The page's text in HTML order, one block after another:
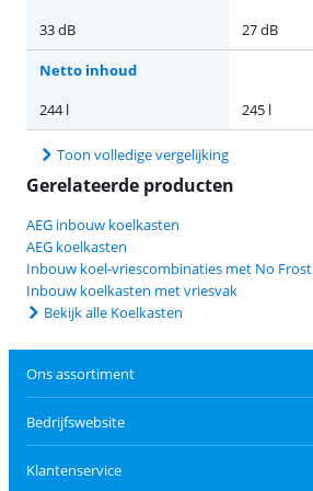
33 dB
27 dB
Netto inhoud
244 l
245 l
Toon volledige vergelijking
Gerelateerde producten
AEG inbouw koelkasten
AEG koelkasten
Inbouw koel-vriescombinaties met No Frost
Inbouw koelkasten met vriesvak
Bekijk alle Koelkasten
Ons assortiment
Bedrijfswebsite
Klantenservice